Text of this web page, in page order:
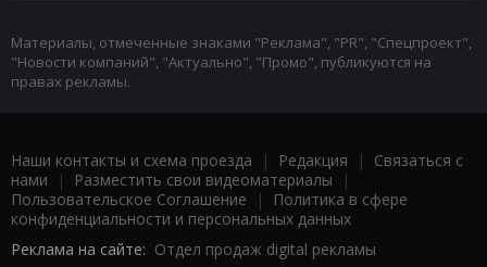
Материалы, отмеченные знаками "Реклама", "PR", "Спецпроект",
"Новости компаний", "Актуально", "Промо", публикуются на
правах рекламы.
Наши контакты и схема проезда | Редакция | Связаться с
нами | Разместить свои видеоматериалы |
Пользовательское Соглашение |
Политика в сфере
конфиденциальности и персональных данных
Реклама на сайте: Отдел продаж digital рекламы